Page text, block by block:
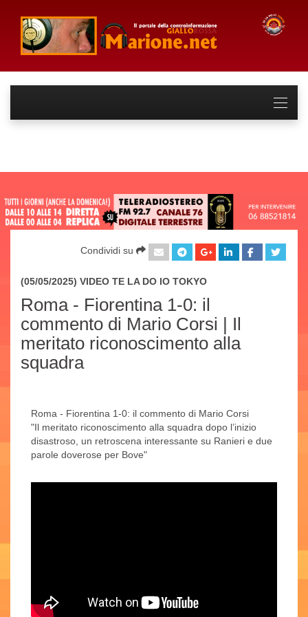
Condividi su
(05/05/2025) VIDEO TE LA DO IO TOKYO
Roma - Fiorentina 1-0: il
commento di Mario Corsi | Il
meritato riconoscimento alla
squadra
Roma - Fiorentina 1-0: il commento di Mario Corsi
"Il meritato riconoscimento alla squadra dopo l’inizio
disastroso, un retroscena interessante su Ranieri e due
parole doverose per Bove"